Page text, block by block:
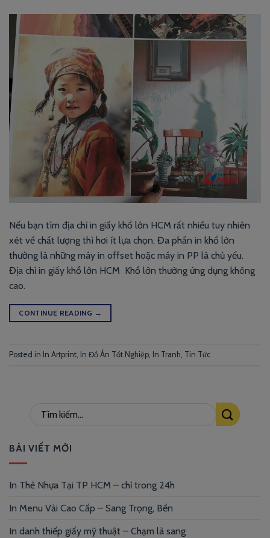
Nếu bạn tìm địa chỉ in giấy khổ lớn HCM rất nhiều tuy nhiên
xét về chất lượng thì hơi ít lựa chọn. Đa phần in khổ lớn
thường là những máy in offset hoặc máy in PP là chủ yếu.
Địa chỉ in giấy khổ lớn HCM Khổ lớn thường ứng dụng không
cao.
CONTINUE READING →
Posted in In Artprint In Đồ Án Tốt Nghiệp In Tranh Tin Tức
BÀI VIẾT MỚI
In Thẻ Nhựa Tại TP HCM – chỉ trong 24h
In Menu Vải Cao Cấp – Sang Trọng, Bền
In danh thiếp giấy mỹ thuật – Chạm là sang